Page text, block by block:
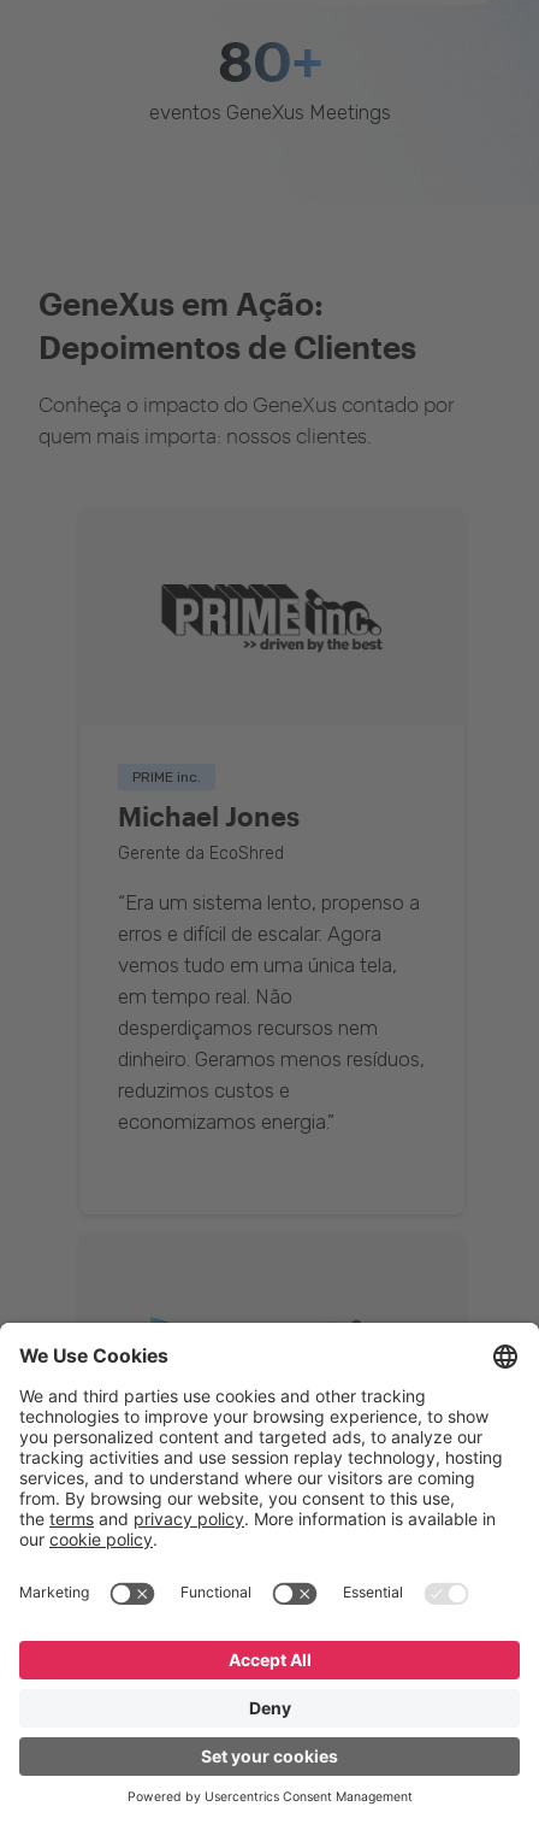
80+
eventos GeneXus Meetings
GeneXus em Ação:
Depoimentos de Clientes
Conheça o impacto do GeneXus contado por
quem mais importa: nossos clientes.
PRIME inc.
Michael Jones
Gerente da EcoShred
“Era um sistema lento, propenso a
erros e difícil de escalar. Agora
vemos tudo em uma única tela,
em tempo real. Não
desperdiçamos recursos nem
dinheiro. Geramos menos resíduos,
reduzimos custos e
economizamos energia.”
Memphis
Eduardo Ribeiro
CEO
uma solução 360°, que permite
logística reversa. Podemos
verificar, analisar, recondicionar e
reintegrar equipamentos à cadeia,